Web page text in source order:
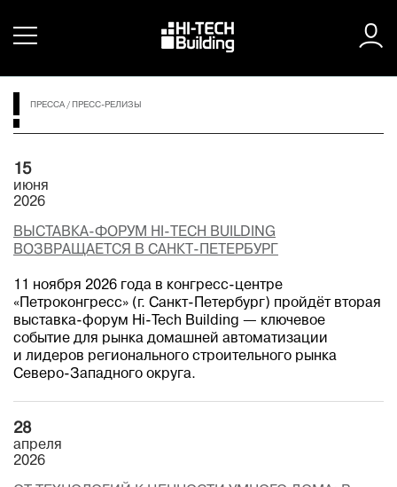
ПРЕССА / ПРЕСС-РЕЛИЗЫ
15
июня
2026
ВЫСТАВКА-ФОРУМ HI-TECH BUILDING
ВОЗВРАЩАЕТСЯ В САНКТ-ПЕТЕРБУРГ
11 ноября 2026 года в конгресс-центре
«Петроконгресс» (г. Санкт-Петербург) пройдёт вторая
выставка-форум Hi-Tech Building — ключевое
событие для рынка домашней автоматизации
и лидеров регионального строительного рынка
Северо-Западного округа.
28
апреля
2026